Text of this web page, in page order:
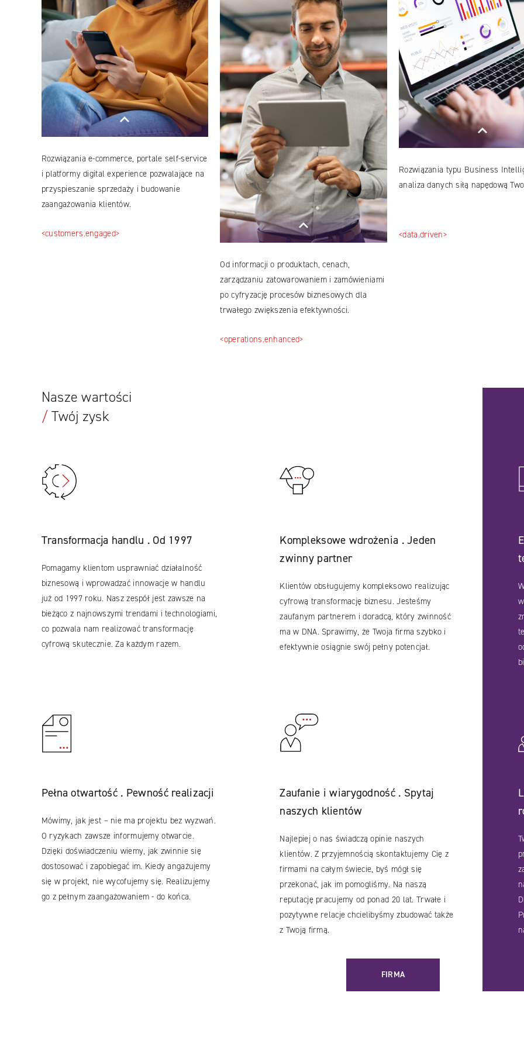
Facebook
YouTube
LinkedIN
Instagram
Rozwiązania e-commerce, portale self-service
i platformy digital experience pozwalające na
przyspieszanie sprzedaży i budowanie
zaangażowania klientów.
<customers.engaged>
Od informacji o produktach, cenach,
zarządzaniu zatowarowaniem i zamówieniami
po cyfryzację procesów biznesowych dla
trwałego zwiększenia efektywności.
<operations.enhanced>
Rozwiązania typu Business
analiza danych siłą napędową
<data.driven>
Nasze wartości
/Twój zysk
Transformacja handlu . Od 1997
Pomagamy klientom usprawniać działalność
biznesową i wprowadzać innowacje w handlu
już od 1997 roku. Nasz zespół jest zawsze na
bieżąco z najnowszymi trendami i technologiami,
co pozwala nam realizować transformację
cyfrową skutecznie. Za każdym razem.
Kompleksowe wdrożenia . Jeden
zwinny partner
Klientów obsługujemy kompleksowo realizując
cyfrową transformację biznesu. Jesteśmy
zaufanym partnerem i doradcą, który zwinność
ma w DNA. Sprawimy, że Twoja firma szybko i
efektywnie osiągnie swój pełny potencjał.
Pełna otwartość . Pewność realizacji
Mówimy, jak jest – nie ma projektu bez wyzwań.
O ryzykach zawsze informujemy otwarcie.
Dzięki doświadczeniu wiemy, jak zwinnie się
dostosować i zapobiegać im. Kiedy angażujemy
się w projekt, nie wycofujemy się. Realizujemy
go z pełnym zaangażowaniem - do końca.
Zaufanie i wiarygodność . Spytaj
naszych klientów
Najlepiej o nas świadczą opinie naszych
klientów. Z przyjemnością skontaktujemy Cię z
firmami na całym świecie, byś mógł się
przekonać, jak im pomogliśmy. Na naszą
reputację pracujemy od ponad 20 lat. Trwałe i
pozytywne relacje chcielibyśmy zbudować także
z Twoją firmą.
FIRMA